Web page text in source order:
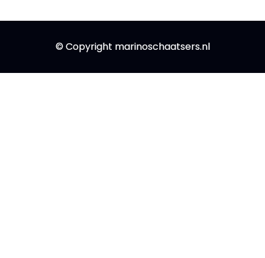
© Copyright marinoschaatsers.nl